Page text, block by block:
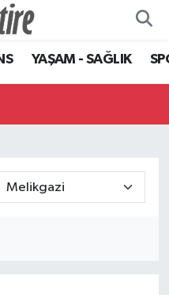
YAŞAM - SAĞLIK
ve Fikstür